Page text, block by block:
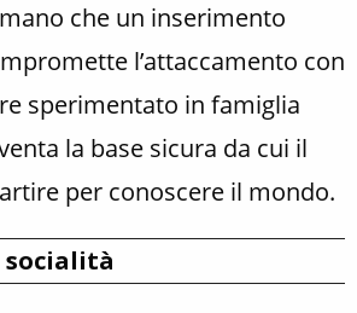
che un inserimento
l’attaccamento con
sperimentato in famiglia
la base sicura da cui il
per conoscere il mondo.
socialità